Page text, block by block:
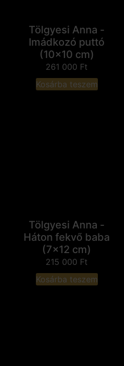
Tölgyesi Anna -
Imádkozó puttó
(10x10 cm)
261 000 Ft
Kosárba teszem
Tölgyesi Anna -
Háton fekvő baba
(7x12 cm)
215 000 Ft
Kosárba teszem